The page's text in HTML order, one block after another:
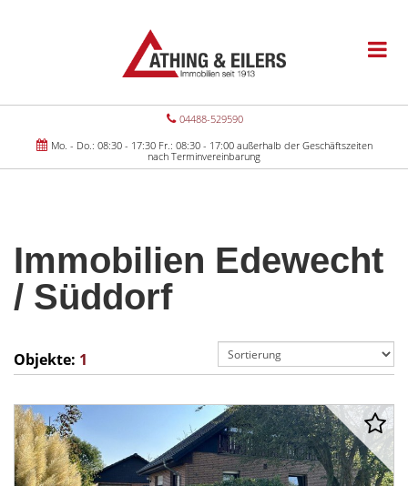
04488-529590
Mo. - Do.: 08:30 - 17:30 Fr.: 08:30 - 17:00 außerhalb der Geschäftszeiten
nach Terminvereinbarung
Immobilien Edewecht
/ Süddorf
Objekte: 1